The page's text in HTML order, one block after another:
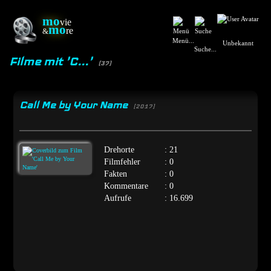
movie
&more
Menü...
Suche...
Unbekannt
Filme mit 'C...' (37)
Call Me by Your Name [2017]
Drehorte
: 21
Filmfehler
: 0
Fakten
: 0
Kommentare
: 0
Aufrufe
: 16.699